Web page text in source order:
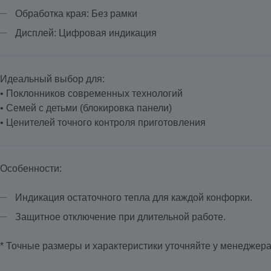
Обработка края: Без рамки
Дисплей: Цифровая индикация
Идеальный выбор для:
• Поклонников современных технологий
• Семей с детьми (блокировка панели)
• Ценителей точного контроля приготовления
Особенности:
Индикация остаточного тепла для каждой конфорки.
Защитное отключение при длительной работе.
* Точные размеры и характеристики уточняйте у менеджера